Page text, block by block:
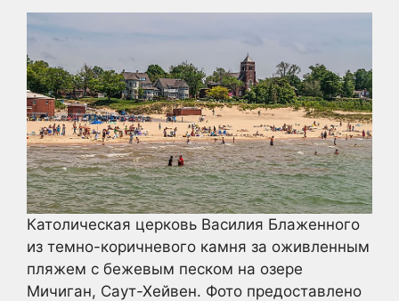
Католическая церковь Василия Блаженного
из темно-коричневого камня за оживленным
пляжем с бежевым песком на озере
Мичиган, Саут-Хейвен. Фото предоставлено